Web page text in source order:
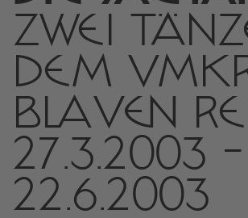
ZWEI
DEM
BLAUEN
27.3.2003 -
22.6.2003